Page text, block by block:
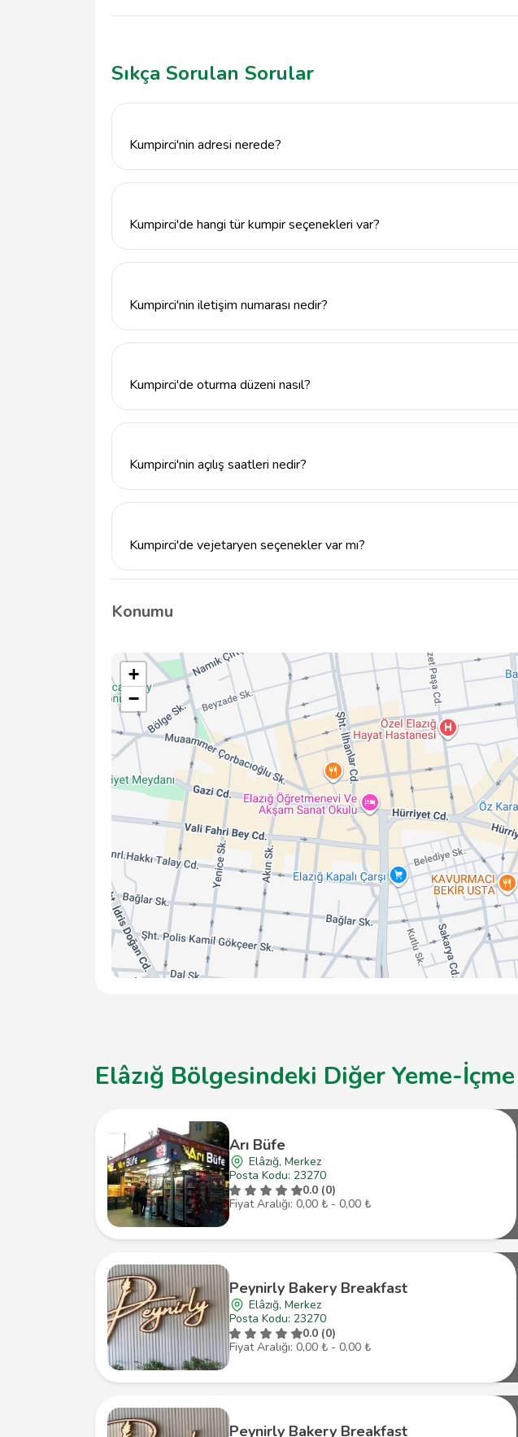
Sıkça Sorulan Sorular
Kumpirci'nin adresi nerede?
Kumpirci'de hangi tür kumpir seçenekleri var?
Kumpirci'nin iletişim numarası nedir?
Kumpirci'de oturma düzeni nasıl?
Kumpirci'nin açılış saatleri nedir?
Kumpirci'de vejetaryen seçenekler var mı?
Evet, Kumpirci'de vejetaryen malzemelerle hazırlanan kumpir
Konumu
+
−
Elâzığ Bölgesindeki Diğer Yeme-
Arı Büfe
Elâzığ, Merkez
Posta Kodu: 23270
0.0 (0)
Fiyat Aralığı: 0,00 ₺ - 0,00 ₺
Peynirly Bakery Breakfast
Elâzığ, Merkez
Posta Kodu: 23270
0.0 (0)
Fiyat Aralığı: 0,00 ₺ - 0,00 ₺
Peynirly Bakery Breakfast